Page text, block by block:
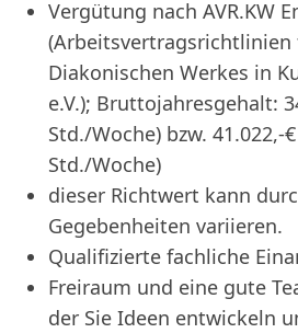
Vergütung nach AVR.KW
(Arbeitsvertragsrichtlinien
Diakonischen Werkes in
e.V.); Bruttojahresgehalt:
Std./Woche) bzw. 41.022,-
Std./Woche)
dieser Richtwert kann
Gegebenheiten variieren.
Qualifizierte fachliche
Freiraum und eine gute
der Sie Ideen entwickeln